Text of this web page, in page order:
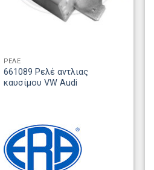
ΡΕΛΕ
661089 Ρελέ αντλιας
καυσίμου VW Audi